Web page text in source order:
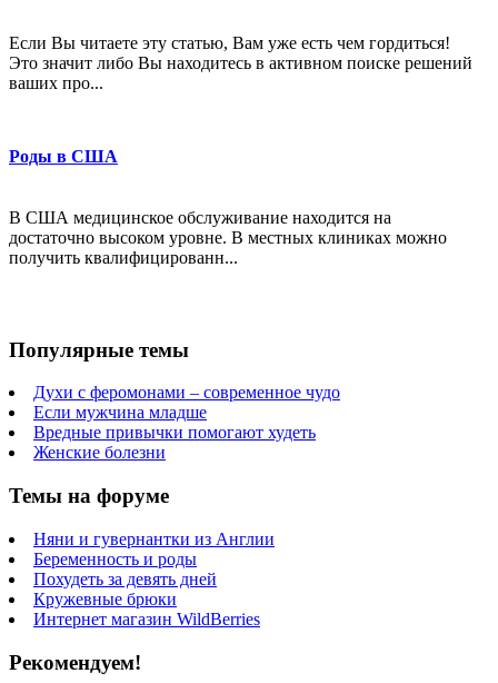
Если Вы читаете эту статью, Вам уже есть чем гордиться!
Это значит либо Вы находитесь в активном поиске решений
ваших про...
Роды в США
В США медицинское обслуживание находится на
достаточно высоком уровне. В местных клиниках можно
получить квалифицированн...
Популярные темы
Духи с феромонами – современное чудо
Если мужчина младше
Вредные привычки помогают худеть
Женские болезни
Темы на форуме
Няни и гувернантки из Англии
Беременность и роды
Похудеть за девять дней
Кружевные брюки
Интернет магазин WildBerries
Рекомендуем!